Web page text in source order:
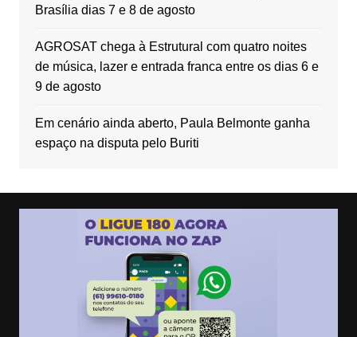
Brasília dias 7 e 8 de agosto
AGROSAT chega à Estrutural com quatro noites
de música, lazer e entrada franca entre os dias 6 e
9 de agosto
Em cenário ainda aberto, Paula Belmonte ganha
espaço na disputa pelo Buriti